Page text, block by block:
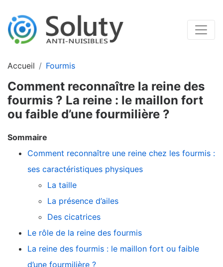
Accueil Fourmis
Comment reconnaître la reine des
fourmis ? La reine : le maillon fort
ou faible d’une fourmilière ?
Sommaire
Comment reconnaître une reine chez les fourmis :
ses caractéristiques physiques
La taille
La présence d’ailes
Des cicatrices
Le rôle de la reine des fourmis
La reine des fourmis : le maillon fort ou faible
d’une fourmilière ?